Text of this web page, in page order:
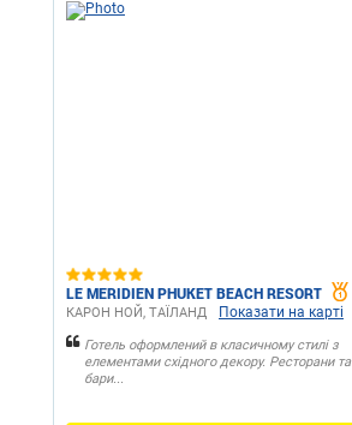
LE MERIDIEN PHUKET BEACH RESORT
КАРОН НОЙ, ТАЇЛАНД Показати на карті
Готель оформлений в класичному стилі з
елементами східного декору. Ресторани та
бари...